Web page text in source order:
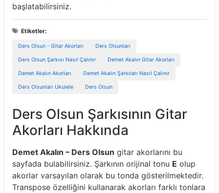
başlatabilirsiniz.
Etiketler:
Ders Olsun - Gitar Akorları Ders Olsunları
Ders Olsun Şarkısı Nasıl Çalınır Demet Akalın Gitar Akorları
Demet Akalın Akorları Demet Akalın Şarkıları Nasıl Çalınır
Ders Olsunları Ukulele Ders Olsun
Ders Olsun Şarkısının Gitar
Akorları Hakkında
Demet Akalın – Ders Olsun gitar akorlarını bu
sayfada bulabilirsiniz. Şarkının orijinal tonu E olup
akorlar varsayılan olarak bu tonda gösterilmektedir.
Transpose özelliğini kullanarak akorları farklı tonlara